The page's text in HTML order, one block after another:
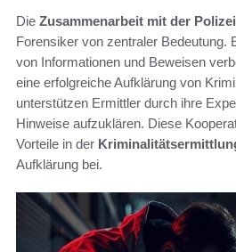
Die Zusammenarbeit mit der Polizei
Forensiker von zentraler Bedeutung.
von Informationen und Beweisen
eine erfolgreiche Aufklärung von
unterstützen Ermittler durch ihre
Hinweise aufzuklären. Diese
Vorteile in der
Aufklärung bei.